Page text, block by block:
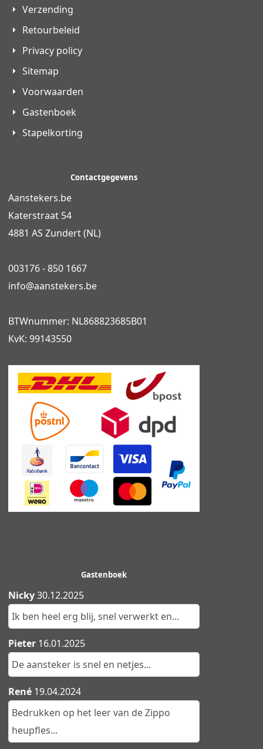
Verzending
Retourbeleid
Privacy policy
Sitemap
Voorwaarden
Gastenboek
Stapelkorting
Contactgegevens
Aanstekers.be
Katerstraat 54
4881 AS Zundert (NL)
003176 - 850 1667
info@aanstekers.be
BTWnummer: NL868823685B01
KvK: 99143550
Gastenboek
Nicky30.12.2025
Ik ben heel erg blij, snel verwerkt en...
Pieter 16.01.2025
De aansteker is snel en netjes...
René 19.04.2024
Bedrukken op het leer van de Zippo
heupfles...